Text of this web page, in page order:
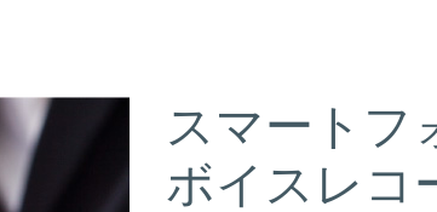
スマートフ
ボイスレコ